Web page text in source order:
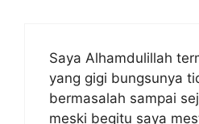
Saya Alhamdulillah
yang gigi bungsunya
bermasalah sampai
meski begitu saya